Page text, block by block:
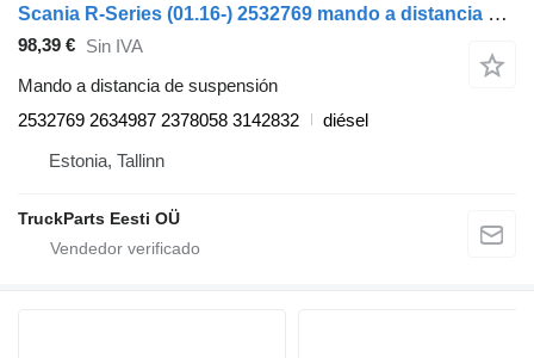
Scania R-Series (01.16-) 2532769 mando a distancia de suspensión para Scania L,P,G,R,S-series (2016-) cabeza tractora
98,39 € Sin IVA
Mando a distancia de suspensión
2532769 2634987 2378058 3142832
diésel
Estonia, Tallinn
TruckParts Eesti OÜ